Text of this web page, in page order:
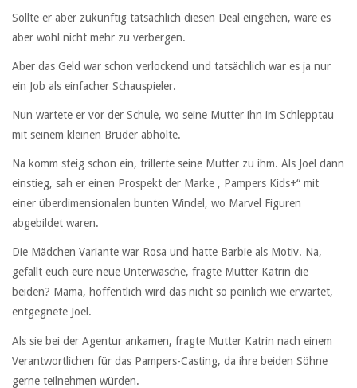
Sollte er aber zukünftig tatsächlich diesen Deal eingehen, wäre es
aber wohl nicht mehr zu verbergen.
Aber das Geld war schon verlockend und tatsächlich war es ja nur
ein Job als einfacher Schauspieler.
Nun wartete er vor der Schule, wo seine Mutter ihn im Schlepptau
mit seinem kleinen Bruder abholte.
Na komm steig schon ein, trillerte seine Mutter zu ihm. Als Joel dann
einstieg, sah er einen Prospekt der Marke , Pampers Kids+“ mit
einer überdimensionalen bunten Windel, wo Marvel Figuren
abgebildet waren.
Die Mädchen Variante war Rosa und hatte Barbie als Motiv. Na,
gefällt euch eure neue Unterwäsche, fragte Mutter Katrin die
beiden? Mama, hoffentlich wird das nicht so peinlich wie erwartet,
entgegnete Joel.
Als sie bei der Agentur ankamen, fragte Mutter Katrin nach einem
Verantwortlichen für das Pampers-Casting, da ihre beiden Söhne
gerne teilnehmen würden.